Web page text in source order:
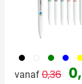
001 002 004 005
vanaf Normale
0,36